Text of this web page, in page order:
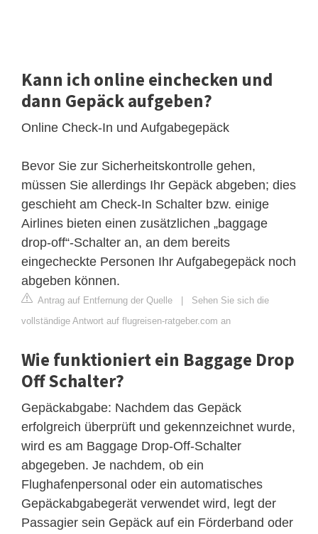
Kann ich online einchecken und
dann Gepäck aufgeben?
Online Check-In und Aufgabegepäck
Bevor Sie zur Sicherheitskontrolle gehen,
müssen Sie allerdings Ihr Gepäck abgeben; dies
geschieht am Check-In Schalter bzw. einige
Airlines bieten einen zusätzlichen „baggage
drop-off“-Schalter an, an dem bereits
eingecheckte Personen Ihr Aufgabegepäck noch
abgeben können.
Antrag auf Entfernung der Quelle
Sehen Sie sich die
vollständige Antwort auf flugreisen-ratgeber.com an
Wie funktioniert ein Baggage Drop
Off Schalter?
Gepäckabgabe: Nachdem das Gepäck
erfolgreich überprüft und gekennzeichnet wurde,
wird es am Baggage Drop-Off-Schalter
abgegeben. Je nachdem, ob ein
Flughafenpersonal oder ein automatisches
Gepäckabgabegerät verwendet wird, legt der
Passagier sein Gepäck auf ein Förderband oder